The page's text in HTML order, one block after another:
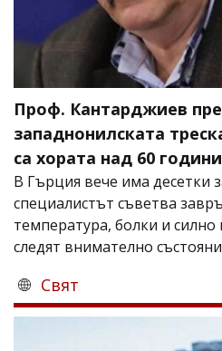
Проф. Кантарджиев
западнонилската
са хората над 60 години
В Гърция вече има десетки
специалистът съветва
температура, болки и
следят внимателно
Свят